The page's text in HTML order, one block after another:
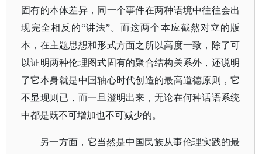
固有的本体差异，同一个事件在两种语境中往往会出
现完全相反的“讲法”。而这两个本应截然对立的版
本，在主题思想和形式方面之所以高度一致，除了可
以证明两种伦理图式固有的聚合结构关系外，还说明
了它本身就是中国轴心时代创造的最高道德原则，它
不显现则已，而一旦澄明出来，无论在何种话语系统
中都是既不可增加也不可减少的。
另一方面，它当然是中国民族从事伦理实践的最